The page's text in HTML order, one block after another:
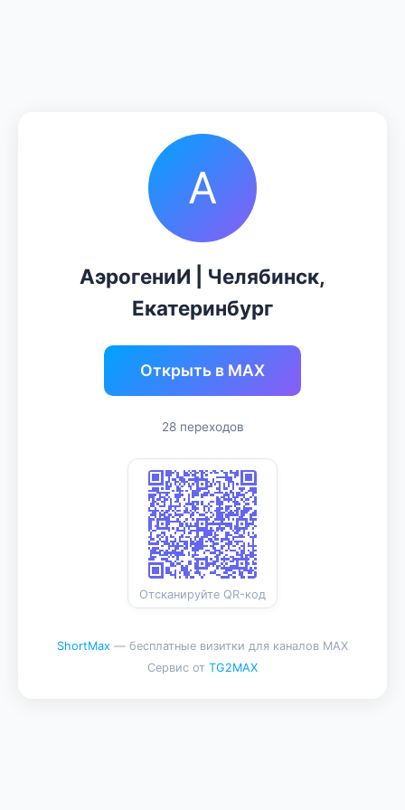
А
АэрогениИ | Челябинск,
Екатеринбург
Открыть в MAX
28 переходов
Отсканируйте QR-код
ShortMax — бесплатные визитки для каналов MAX
Сервис от TG2MAX